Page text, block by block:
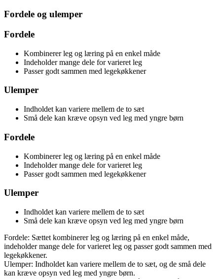
Fordele og ulemper
Fordele
Kombinerer leg og læring på en enkel måde
Indeholder mange dele for varieret leg
Passer godt sammen med legekøkkener
Ulemper
Indholdet kan variere mellem de to sæt
Små dele kan kræve opsyn ved leg med yngre børn
Fordele
Kombinerer leg og læring på en enkel måde
Indeholder mange dele for varieret leg
Passer godt sammen med legekøkkener
Ulemper
Indholdet kan variere mellem de to sæt
Små dele kan kræve opsyn ved leg med yngre børn
Fordele: Sættet kombinerer leg og læring på en enkel måde,
indeholder mange dele for varieret leg og passer godt sammen med
legekøkkener.
Ulemper: Indholdet kan variere mellem de to sæt, og de små dele
kan kræve opsyn ved leg med yngre børn.